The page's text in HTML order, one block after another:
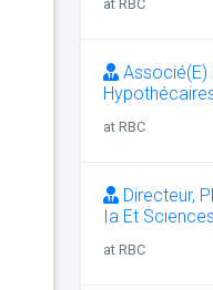
at RBC
Associé(E)
at RBC
Directeur,
Ia Et
at RBC